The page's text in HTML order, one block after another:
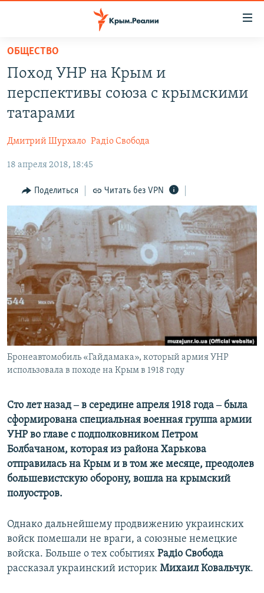
Вернуться
основному
содержанию
Вернутся
главной
навигации
Вернутся
поиску
СПЕЦПРОЕКТЫ
11 ЛЕТ ОККУПАЦИИ КРЫМА. 11 ИСТОРИЙ СОПРОТИВЛЕНИЯ
ВОДА
ЕЩЕ
ИНТЕРАКТИВ
ИНФОГРАФИКА
ТЕЛЕПРОЕКТ КРЫМ.РЕАЛИИ
СОВЕТЫ ПРАВОЗАЩИТНИКОВ
ПРОПАВШИЕ БЕЗ ВЕСТИ
ПОБЕДИТЕЛЕЙ НЕ СУДЯТ?
КРЫМ.НЕПОКОРЕННЫЙ
ELIFBE
УКРАИНСКАЯ ПРОБЛЕМА КРЫМА
РАДІО СВОБОДА
КАК ОБОЙТИ БЛОКИРОВКУ
Українською
Qırımtatar
ПРИСОЕДИНЯЙТЕСЬ!
Все сайты RFE/RL
ОБЩЕСТВО
Поход УНР на Крым и
перспективы союза с крымскими
татарами
Дмитрий Шурхало Радіо Свобода
18 апреля 2018, 18:45
Поделиться Читать без VPN
Бронеавтомобиль «Гайдамака», который армия УНР
использовала в походе на Крым в 1918 году
Сто лет назад ‒ в середине апреля 1918 года ‒ была
сформирована специальная военная группа армии
УНР во главе с подполковником Петром
Болбачаном, которая из района Харькова
отправилась на Крым и в том же месяце, преодолев
большевистскую оборону, вошла на крымский
полуостров.
Однако дальнейшему продвижению украинских
войск помешали не враги, а союзные немецкие
войска. Больше о тех событиях Радіо Свобода
рассказал украинский историк Михаил Ковальчук.